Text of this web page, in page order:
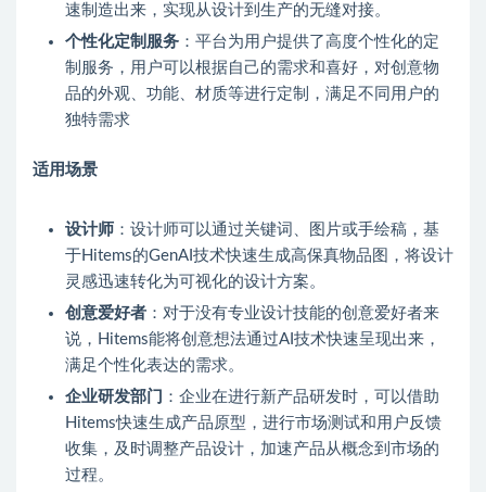
速制造出来，实现从设计到生产的无缝对接。
个性化定制服务 ：平台为用户提供了高度个性化的定
制服务，用户可以根据自己的需求和喜好，对创意物
品的外观、功能、材质等进行定制，满足不同用户的
独特需求
适用场景
设计师 ：设计师可以通过关键词、图片或手绘稿，基
于Hitems的GenAI技术快速生成高保真物品图，将设计
灵感迅速转化为可视化的设计方案。
创意爱好者 ：对于没有专业设计技能的创意爱好者来
说，Hitems能将创意想法通过AI技术快速呈现出来，
满足个性化表达的需求。
企业研发部门 ：企业在进行新产品研发时，可以借助
Hitems快速生成产品原型，进行市场测试和用户反馈
收集，及时调整产品设计，加速产品从概念到市场的
过程。